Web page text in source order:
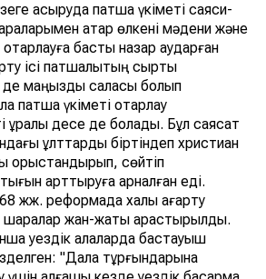
асыруда патша үкіметі саяси-
қатар өлкені мәдени және
басты назар аударған
ісі патшалықтың сыртқы
де маңызды саласы болып
патша үкіметі отарлау
құралы десе де болады. Бұл саясат
ұлттарды біртіндеп христиан
орыстандырып, сөйтіп
арттыруға арналған еді.
жж. реформада халық ағарту
шаралар жан-жақты қарастырылды.
уездік қалаларда бастауыш
"Дала тұрғындарына